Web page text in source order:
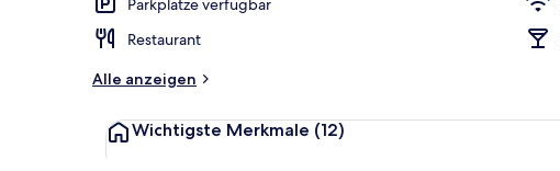
Parkplätze verfügbar
Restaurant
Alle anzeigen
Wichtigste Merkmale (12)